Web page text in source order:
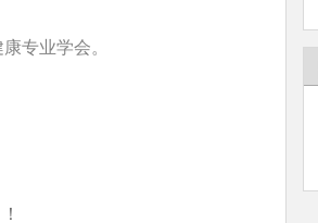
专业学会。